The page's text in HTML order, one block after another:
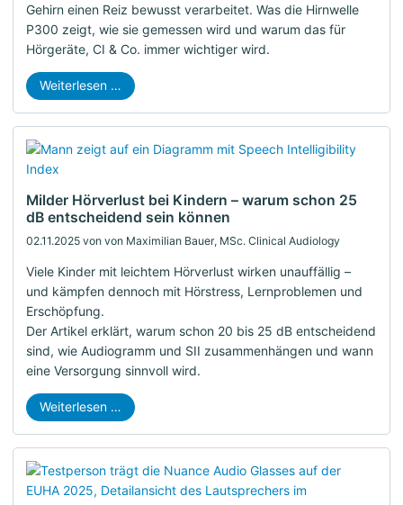
Gehirn einen Reiz bewusst verarbeitet. Was die Hirnwelle
P300 zeigt, wie sie gemessen wird und warum das für
Hörgeräte, CI & Co. immer wichtiger wird.
Weiterlesen …
02.11.2025 von von Maximilian Bauer, MSc. Clinical Audiology
Milder Hörverlust bei Kindern – warum schon 25
dB entscheidend sein können
Viele Kinder mit leichtem Hörverlust wirken unauffällig –
und kämpfen dennoch mit Hörstress, Lernproblemen und
Erschöpfung.
Der Artikel erklärt, warum schon 20 bis 25 dB entscheidend
sind, wie Audiogramm und SII zusammenhängen und wann
eine Versorgung sinnvoll wird.
Weiterlesen …